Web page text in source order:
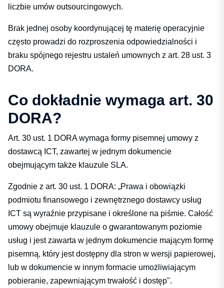
liczbie umów outsourcingowych.
Brak jednej osoby koordynującej tę materię operacyjnie
często prowadzi do rozproszenia odpowiedzialności i
braku spójnego rejestru ustaleń umownych z art. 28 ust. 3
DORA.
Co dokładnie wymaga art. 30
DORA?
Art. 30 ust. 1 DORA wymaga formy pisemnej umowy z
dostawcą ICT, zawartej w jednym dokumencie
obejmującym także klauzule SLA.
Zgodnie z art. 30 ust. 1 DORA: „Prawa i obowiązki
podmiotu finansowego i zewnętrznego dostawcy usług
ICT są wyraźnie przypisane i określone na piśmie. Całość
umowy obejmuje klauzule o gwarantowanym poziomie
usług i jest zawarta w jednym dokumencie mającym formę
pisemną, który jest dostępny dla stron w wersji papierowej,
lub w dokumencie w innym formacie umożliwiającym
pobieranie, zapewniającym trwałość i dostęp".